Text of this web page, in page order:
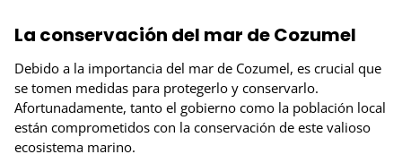
La conservación del mar de Cozumel
Debido a la importancia del mar de Cozumel, es crucial que
se tomen medidas para protegerlo y conservarlo.
Afortunadamente, tanto el gobierno como la población local
están comprometidos con la conservación de este valioso
ecosistema marino.